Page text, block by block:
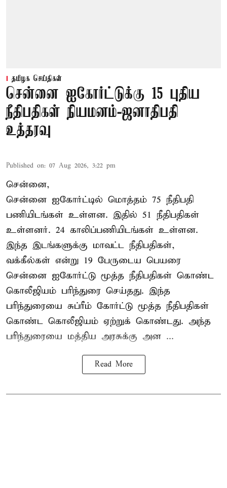
தமிழக செய்திகள்
சென்னை ஐகோர்ட்டுக்கு 15 புதிய
நீதிபதிகள் நியமனம்-ஜனாதிபதி
உத்தரவு
Published on: 07 Aug 2026, 3:22 pm
சென்னை,
சென்னை ஐகோர்ட்டில் மொத்தம் 75 நீதிபதி
பணியிடங்கள் உள்ளன. இதில் 51 நீதிபதிகள்
உள்ளனர். 24 காலிப்பணியிடங்கள் உள்ளன.
இந்த இடங்களுக்கு மாவட்ட நீதிபதிகள்,
வக்கீல்கள் என்று 19 பேருடைய பெயரை
சென்னை ஐகோர்ட்டு மூத்த நீதிபதிகள் கொண்ட
கொலீஜியம் பரிந்துரை செய்தது. இந்த
பரிந்துரையை சுப்ரீம் கோர்ட்டு மூத்த நீதிபதிகள்
கொண்ட கொலீஜியம் ஏற்றுக் கொண்டது. அந்த
பரிந்துரையை மத்திய அரசுக்கு அன ...
Read More